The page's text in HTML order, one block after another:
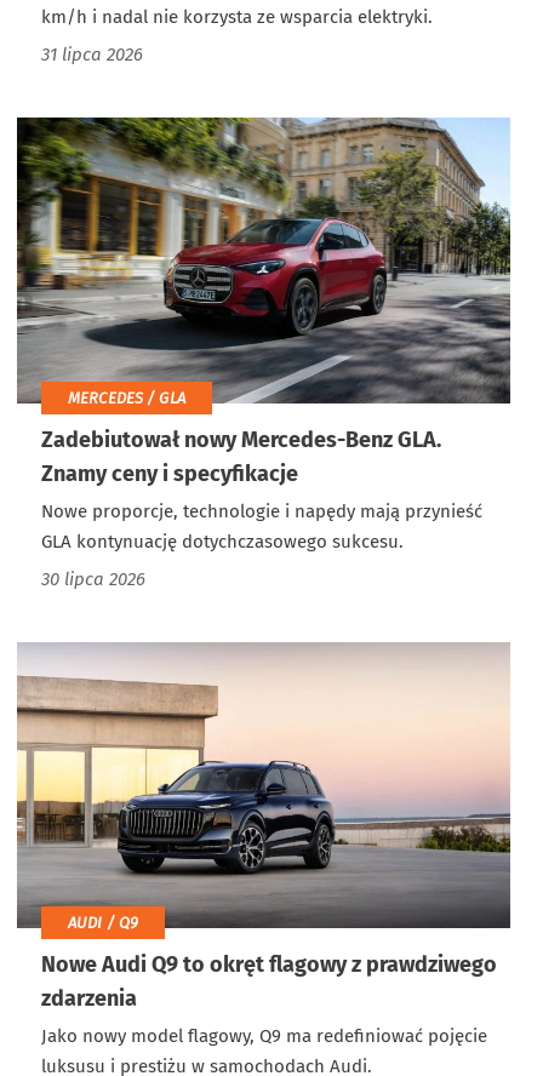
km/h i nadal nie korzysta ze wsparcia elektryki.
31 lipca 2026
MERCEDES / GLA
Zadebiutował nowy Mercedes-Benz GLA.
Znamy ceny i specyfikacje
Nowe proporcje, technologie i napędy mają przynieść
GLA kontynuację dotychczasowego sukcesu.
30 lipca 2026
AUDI / Q9
Nowe Audi Q9 to okręt flagowy z prawdziwego
zdarzenia
Jako nowy model flagowy, Q9 ma redefiniować pojęcie
luksusu i prestiżu w samochodach Audi.